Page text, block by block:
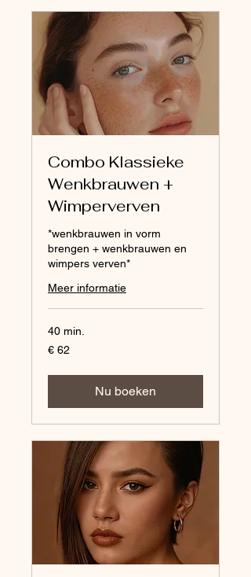
Combo Klassieke
Wenkbrauwen +
Wimperverven
*wenkbrauwen in vorm
brengen + wenkbrauwen en
wimpers verven*
Meer informatie
40 min.
62
euro
€ 62
Nu boeken